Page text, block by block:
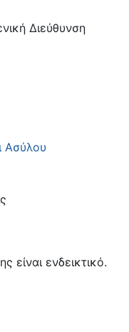
Διεύθυνση
Ασύλου
είναι ενδεικτικό.